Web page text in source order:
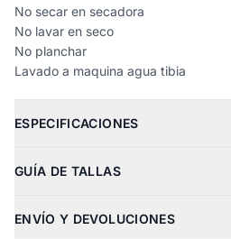
No secar en secadora
No lavar en seco
No planchar
Lavado a maquina agua tibia
ESPECIFICACIONES
GUÍA DE TALLAS
ENVÍO Y DEVOLUCIONES